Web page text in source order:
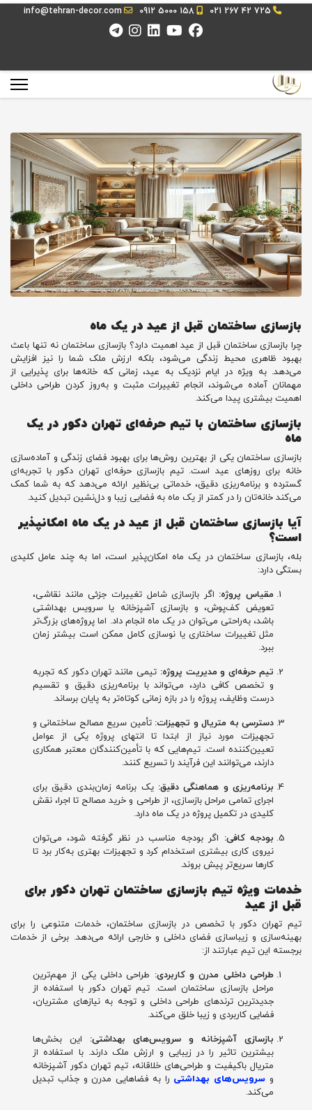
021 267 42 725
0912 5000 158
info@tehran-decor.com
بازسازی ساختمان قبل از عید در یک ماه
چرا بازسازی ساختمان قبل از عید اهمیت دارد؟ بازسازی ساختمان نه تنها باعث
بهبود ظاهری محیط زندگی می‌شود، بلکه ارزش ملک شما را نیز افزایش
می‌دهد. به ویژه در ایام نزدیک به عید، زمانی که خانه‌ها برای پذیرایی از
مهمانان آماده می‌شوند، انجام تغییرات مثبت و به‌روز کردن طراحی داخلی
اهمیت بیشتری پیدا می‌کند.
بازسازی ساختمان با تیم حرفه‌ای تهران دکور در یک
ماه
بازسازی ساختمان یکی از بهترین روش‌ها برای بهبود فضای زندگی و آماده‌سازی
خانه برای روزهای عید است. تیم بازسازی حرفه‌ای تهران دکور با تجربه‌ای
گسترده و برنامه‌ریزی دقیق، خدماتی بی‌نظیر ارائه می‌دهد که به شما کمک
می‌کند خانه‌تان را در کمتر از یک ماه به فضایی زیبا و دل‌نشین تبدیل کنید.
آیا بازسازی ساختمان قبل از عید در یک ماه امکانپذیر
است؟
بله، بازسازی ساختمان در یک ماه امکان‌پذیر است، اما به چند عامل کلیدی
بستگی دارد:
مقیاس پروژه: اگر بازسازی شامل تغییرات جزئی مانند نقاشی،
تعویض کف‌پوش، و بازسازی آشپزخانه یا سرویس بهداشتی
باشد، به‌راحتی می‌توان در یک ماه انجام داد. اما پروژه‌های بزرگ‌تر
مثل تغییرات ساختاری یا نوسازی کامل ممکن است بیشتر زمان
ببرد.
تیم حرفه‌ای و مدیریت پروژه: تیمی مانند تهران دکور که تجربه
و تخصص کافی دارد، می‌تواند با برنامه‌ریزی دقیق و تقسیم
درست وظایف، پروژه را در بازه زمانی کوتاه‌تر به پایان برساند.
دسترسی به متریال و تجهیزات: تأمین سریع مصالح ساختمانی و
تجهیزات مورد نیاز از ابتدا تا انتهای پروژه یکی از عوامل
تعیین‌کننده است. تیم‌هایی که با تأمین‌کنندگان معتبر همکاری
دارند، می‌توانند این فرآیند را تسریع کنند.
برنامه‌ریزی و هماهنگی دقیق: یک برنامه زمان‌بندی دقیق برای
اجرای تمامی مراحل بازسازی، از طراحی و خرید مصالح تا اجرا، نقش
کلیدی در تکمیل پروژه در یک ماه دارد.
بودجه کافی: اگر بودجه مناسب در نظر گرفته شود، می‌توان
نیروی کاری بیشتری استخدام کرد و تجهیزات بهتری به‌کار برد تا
کارها سریع‌تر پیش بروند.
خدمات ویژه تیم بازسازی ساختمان تهران دکور برای
قبل از عید
تیم تهران دکور با تخصص در بازسازی ساختمان، خدمات متنوعی را برای
بهینه‌سازی و زیباسازی فضای داخلی و خارجی ارائه می‌دهد. برخی از خدمات
برجسته این تیم عبارتند از:
طراحی داخلی مدرن و کاربردی: طراحی داخلی یکی از مهم‌ترین
مراحل بازسازی ساختمان است. تیم تهران دکور با استفاده از
جدیدترین ترندهای طراحی داخلی و توجه به نیازهای مشتریان،
فضایی کاربردی و زیبا خلق می‌کند.
بازسازی آشپزخانه و سرویس‌های بهداشتی: این بخش‌ها
بیشترین تاثیر را در زیبایی و ارزش ملک دارند. با استفاده از
متریال باکیفیت و طراحی‌های خلاقانه، تیم تهران دکور آشپزخانه
و سرویس‌های بهداشتی را به فضاهایی مدرن و جذاب تبدیل
می‌کند.